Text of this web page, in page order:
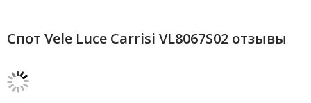
Спот Vele Luce Carrisi VL8067S02 отзывы